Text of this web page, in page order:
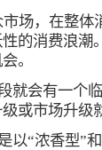
场，在整体
的消费浪潮
。
就会有一个
或市场升级
以“浓香型”